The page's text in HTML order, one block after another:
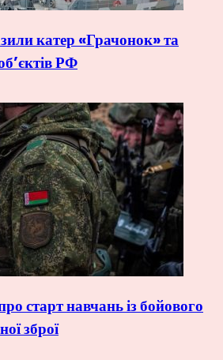
катер «Грачонок» та
РФ
старт навчань із бойового
зброї